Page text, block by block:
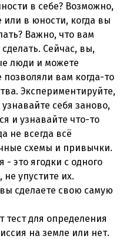
в себе? Возможно,
или в юности, когда вы
Важно, что вам
сделать. Сейчас, вы,
люди и можете
позволяли вам когда-то
Экспериментируйте,
себя заново,
и узнавайте что-то
не всегда всё
схемы и привычки.
это ягодки с одного
не упустите их.
сделаете свою самую
тест для определения
на земле или нет.